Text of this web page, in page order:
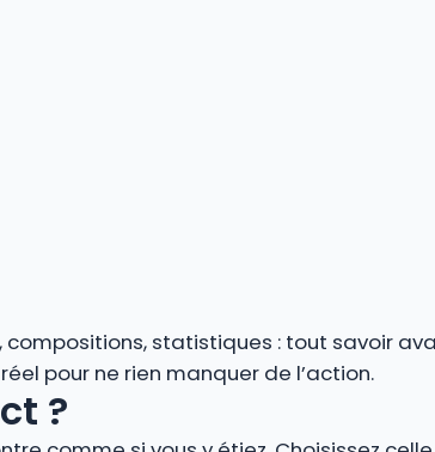
statistiques : tout savoir
pour ne rien manquer de l’action.
?